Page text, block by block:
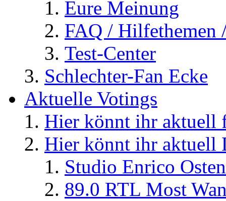
Eure Meinung
FAQ / Hilfethemen
Test-Center
Schlechter-Fan Ecke
Aktuelle Votings
Hier könnt ihr aktuell
Hier könnt ihr aktuell
Studio Enrico
89.0 RTL Most